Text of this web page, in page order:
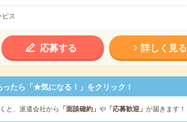
ス
応募する 詳しく見る
ったら「★気になる！」をクリック！
と、派遣会社から 「面談確約」 や「応募歓迎」 が届きます！